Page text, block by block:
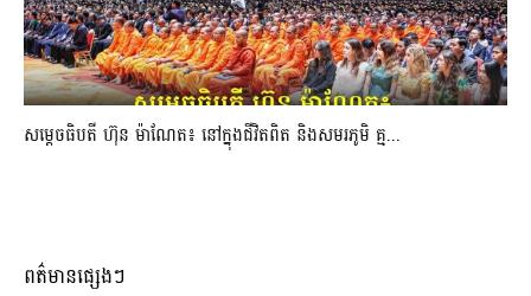
សម្តេចធិបតី ហ៊ុន ម៉ាណែត៖ នៅក្នុងជីវិតពិត និងសមរភូមិ គ្ម...
ពត៌មានផ្សេងៗ